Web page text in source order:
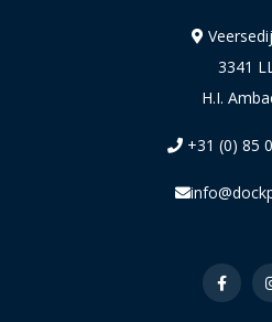
3341
H.I.
+31 (0) 85